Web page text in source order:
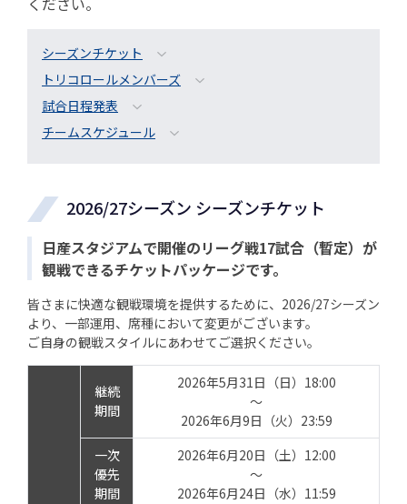
シーズンチケット
トリコロールメンバーズ
試合日程発表
チームスケジュール
2026/27シーズン シーズンチケット
日産スタジアムで開催のリーグ戦17試合（暫定）が
観戦できるチケットパッケージです。
皆さまに快適な観戦環境を提供するために、2026/27シーズン
より、一部運用、席種において変更がございます。
ご自身の観戦スタイルにあわせてご選択ください。
継続
期間
2026年5月31日（日）18:00
～
2026年6月9日（火）23:59
一次
優先
期間
2026年6月20日（土）12:00
～
2026年6月24日（水）11:59